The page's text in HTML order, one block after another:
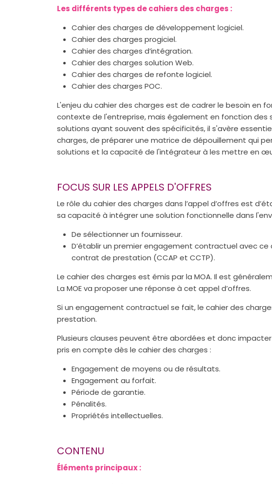
Les différents types de cahiers des charges :
Cahier des charges de développement logiciel.
Cahier des charges progiciel.
Cahier des charges d’intégration.
Cahier des charges solution Web.
Cahier des charges de refonte logiciel.
Cahier des charges POC.
L'enjeu du cahier des charges est de cadrer le besoin en
contexte de l'entreprise, mais également en fonction des
solutions ayant souvent des spécificités, il s'avère
charges, de préparer une matrice de dépouillement qui
solutions et la capacité de l'intégrateur à les mettre en
FOCUS SUR LES APPELS D'OFFRES
Le rôle du cahier des charges dans l’appel d’offres est
sa capacité à intégrer une solution fonctionnelle dans
De sélectionner un fournisseur.
D’établir un premier engagement contractuel avec ce
contrat de prestation (CCAP et CCTP).
Le cahier des charges est émis par la MOA. Il est
La MOE va proposer une réponse à cet appel d’offres.
Si un engagement contractuel se fait, le cahier des
prestation.
Plusieurs clauses peuvent être abordées et donc
pris en compte dès le cahier des charges :
Engagement de moyens ou de résultats.
Engagement au forfait.
Période de garantie.
Pénalités.
Propriétés intellectuelles.
CONTENU
Éléments principaux :